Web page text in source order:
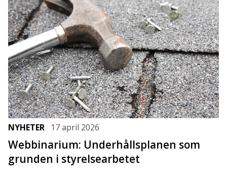
NYHETER 17 april 2026
Webbinarium: Underhållsplanen som
grunden i styrelsearbetet